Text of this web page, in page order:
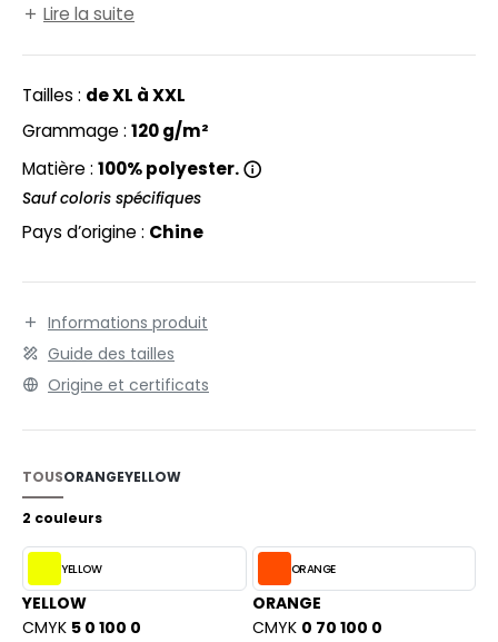
MODULABLES
LABEL / TEAR AWAY
SHOPPING
VETEMENTS
BY PROMODORO
HALES
ROW
OF THE LOOM
OF THE LOOM VINTAGE
- BLANKS
20471:2013 + A1:2016 (XL : Classe 1 ; à partir de XXL :
Lire la suite
Tailles : de XL à XXL
Grammage : 120 g/m²
Matière : 100% polyester.
Sauf coloris spécifiques
Pays d’origine : Chine
Informations produit
Guide des tailles
Origine et certificats
TOUSORANGEYELLOW
2 couleurs
YELLOW
YELLOW
CMYK 5 0 100 0
ORANGE
ORANGE
CMYK 0 70 100 0